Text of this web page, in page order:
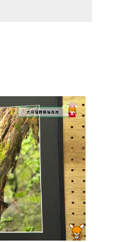
様へのサー
だくには、
CCNetマイ
なりま
しくお願い